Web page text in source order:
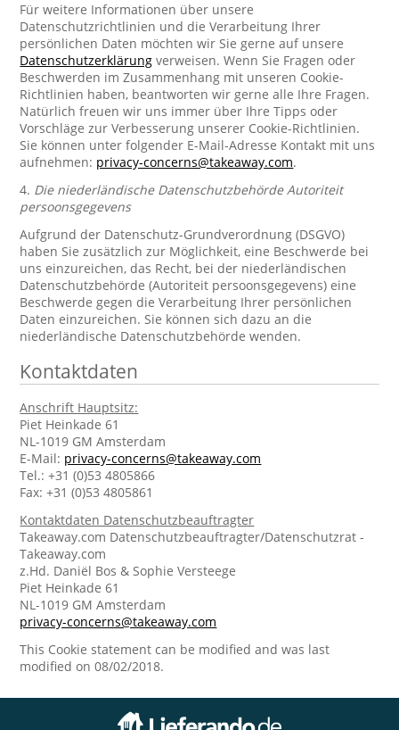
Für weitere Informationen über unsere
Datenschutzrichtlinien und die Verarbeitung Ihrer
persönlichen Daten möchten wir Sie gerne auf unsere
Datenschutzerklärung verweisen. Wenn Sie Fragen oder
Beschwerden im Zusammenhang mit unseren Cookie-
Richtlinien haben, beantworten wir gerne alle Ihre Fragen.
Natürlich freuen wir uns immer über Ihre Tipps oder
Vorschläge zur Verbesserung unserer Cookie-Richtlinien.
Sie können unter folgender E-Mail-Adresse Kontakt mit uns
aufnehmen: privacy-concerns@takeaway.com.
4. Die niederländische Datenschutzbehörde Autoriteit
persoonsgegevens
Aufgrund der Datenschutz-Grundverordnung (DSGVO)
haben Sie zusätzlich zur Möglichkeit, eine Beschwerde bei
uns einzureichen, das Recht, bei der niederländischen
Datenschutzbehörde (Autoriteit persoonsgegevens) eine
Beschwerde gegen die Verarbeitung Ihrer persönlichen
Daten einzureichen. Sie können sich dazu an die
niederländische Datenschutzbehörde wenden.
Kontaktdaten
Anschrift Hauptsitz:
Piet Heinkade 61
NL-1019 GM Amsterdam
E-Mail: privacy-concerns@takeaway.com
Tel.: +31 (0)53 4805866
Fax: +31 (0)53 4805861
Kontaktdaten Datenschutzbeauftragter
Takeaway.com Datenschutzbeauftragter/Datenschutzrat -
Takeaway.com
z.Hd. Daniël Bos & Sophie Versteege
Piet Heinkade 61
NL-1019 GM Amsterdam
privacy-concerns@takeaway.com
This Cookie statement can be modified and was last
modified on 08/02/2018.